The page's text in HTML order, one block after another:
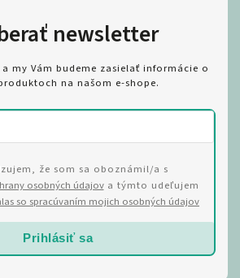
newsletter
my Vám budeme zasielať informácie o
na našom e-shope.
že som sa oboznámil/a s
osobných údajova týmto udeľujem
so spracúvaním mojich osobných údajov
Prihlásiť sa